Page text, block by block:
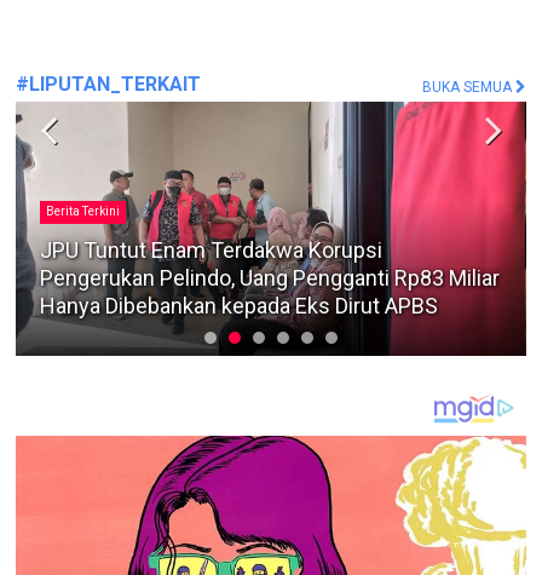
#LIPUTAN_TERKAIT BUKA SEMUA
Berita Terkini
JPU Tuntut Enam Terdakwa Korupsi
Pengerukan Pelindo, Uang Pengganti Rp83 Miliar
Hanya Dibebankan kepada Eks Dirut APBS